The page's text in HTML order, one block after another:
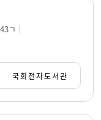
ㄱ
국회전자도서관